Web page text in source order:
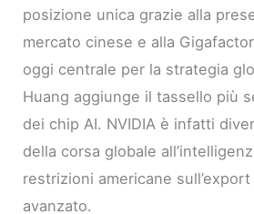
posizione unica grazie alla
mercato cinese e alla
oggi centrale per la strategia
Huang aggiunge il tassello più
dei chip AI. NVIDIA è infatti
della corsa globale
restrizioni americane
avanzato.